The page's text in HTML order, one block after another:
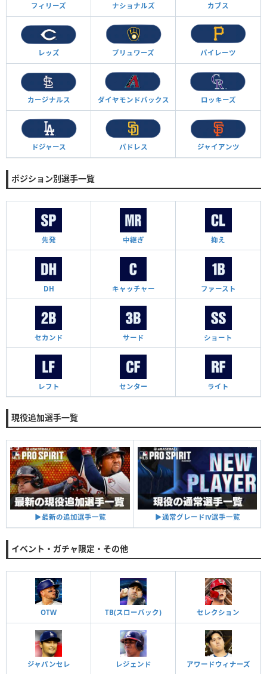
フィリーズ ナショナルズ カブス
レッズ ブリュワーズ パイレーツ
カージナルス ダイヤモンドバックス ロッキーズ
ドジャース パドレス ジャイアンツ
ポジション別選手一覧
先発 中継ぎ 抑え
DH キャッチャー ファースト
セカンド サード ショート
レフト センター ライト
現役追加選手一覧
▶︎最新の追加選手一覧 ▶︎通常グレードⅣ選手一覧
イベント・ガチャ限定・その他
OTW TB(スローバック) セレクション
ジャパンセレ レジェンド アワードウィナーズ